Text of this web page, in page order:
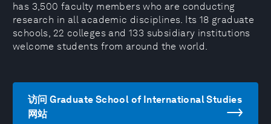
has 3,500 faculty members who are conducting
research in all academic disciplines. Its 18 graduate
schools, 22 colleges and 133 subsidiary institutions
welcome students from around the world.
访问 Graduate School of International Studies
网站